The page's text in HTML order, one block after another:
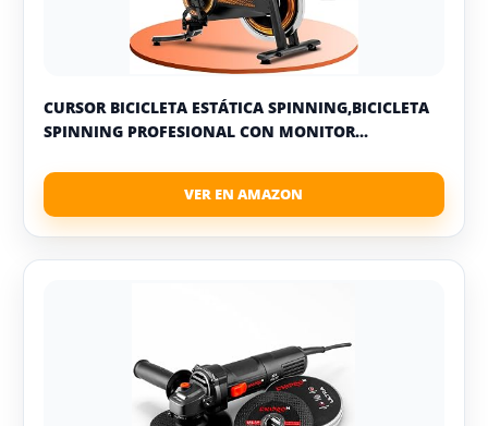
CURSOR BICICLETA ESTÁTICA SPINNING,BICICLETA
SPINNING PROFESIONAL CON MONITOR...